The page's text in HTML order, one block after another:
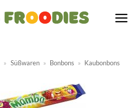
» Süßwaren » Bonbons » Kaubonbons